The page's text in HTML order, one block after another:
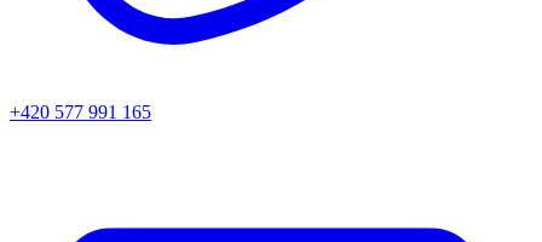
+420 577 991 165